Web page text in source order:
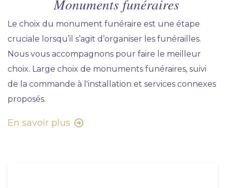
Monuments funéraires
Le choix du monument funéraire est une étape
cruciale lorsqu’il s’agit d’organiser les funérailles.
Nous vous accompagnons pour faire le meilleur
choix. Large choix de monuments funéraires, suivi
de la commande à l'installation et services connexes
proposés.
En savoir plus